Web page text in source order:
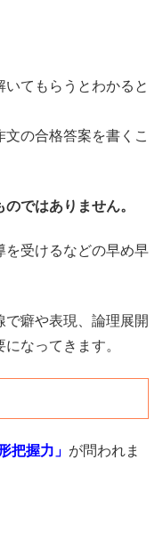
てもらうとわかると
の合格答案を書くこ
ではありません。
を受けるなどの早め早
で癖や表現、論理展開
なってきます。
把握力」 が問われま